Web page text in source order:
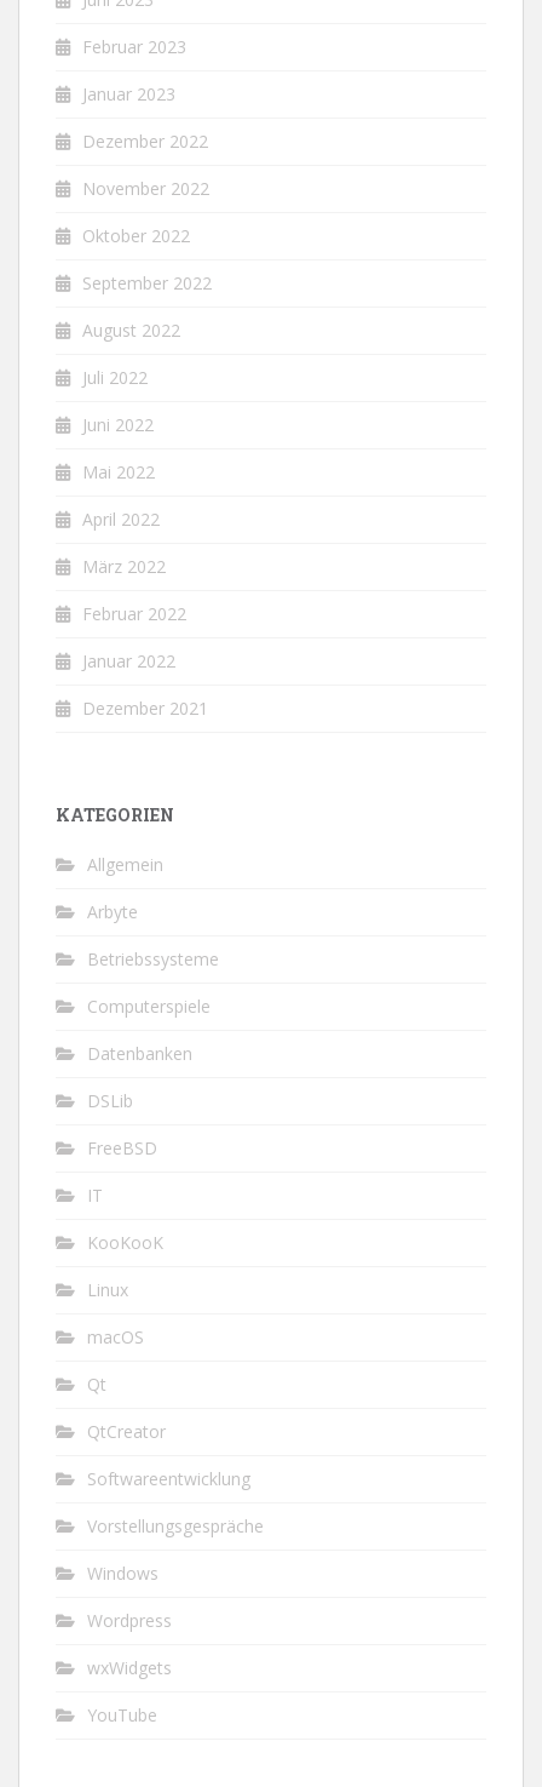
Februar 2023
Januar 2023
Dezember 2022
November 2022
Oktober 2022
September 2022
August 2022
Juli 2022
Juni 2022
Mai 2022
April 2022
März 2022
Februar 2022
Januar 2022
Dezember 2021
KATEGORIEN
Allgemein
Arbyte
Betriebssysteme
Computerspiele
Datenbanken
DSLib
FreeBSD
IT
KooKooK
Linux
macOS
Qt
QtCreator
Softwareentwicklung
Vorstellungsgespräche
Windows
Wordpress
wxWidgets
YouTube